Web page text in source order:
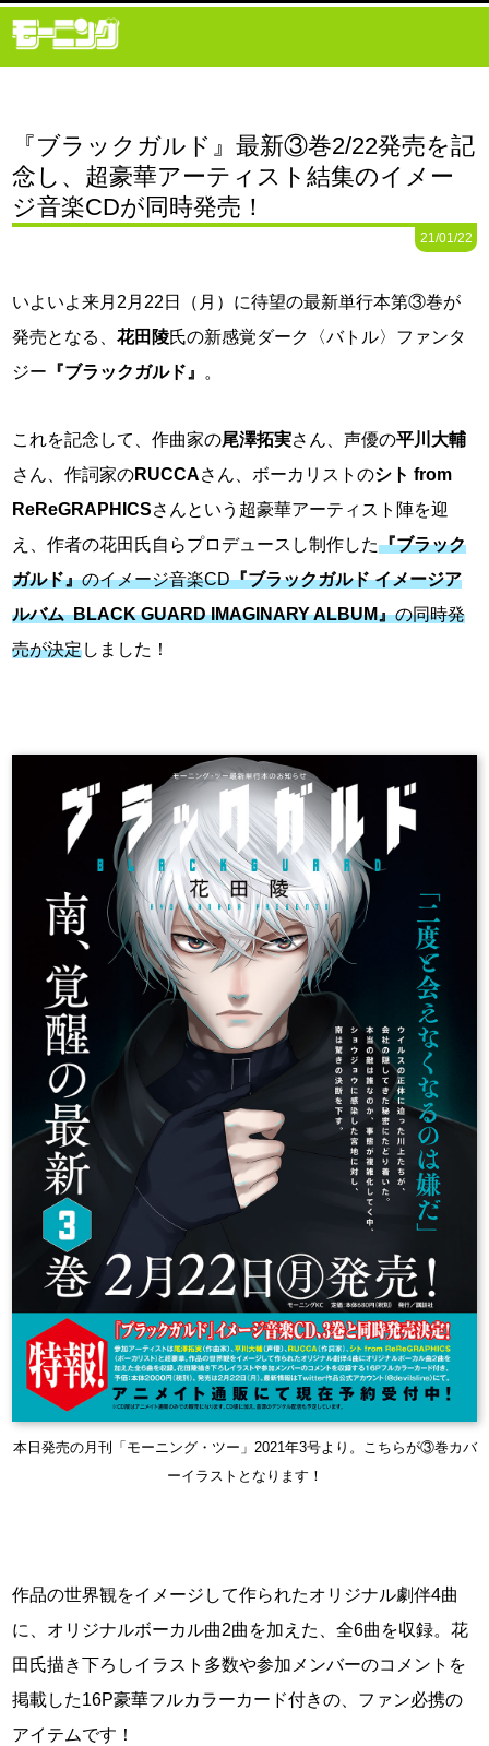
『ブラックガルド』最新③巻2/22発売を記
念し、超豪華アーティスト結集のイメー
ジ音楽CDが同時発売！
21/01/22
いよいよ来月2月22日（月）に待望の最新単行本第③巻が
発売となる、花田陵氏の新感覚ダーク〈バトル〉ファンタ
ジー 『ブラックガルド』 。
これを記念して、作曲家の尾澤拓実さん、声優の平川大輔
さん、作詞家のRUCCAさん、ボーカリストのシト from
ReReGRAPHICSさんという超豪華アーティスト陣を迎
え、作者の花田氏自らプロデュースし制作した『ブラック
ガルド』のイメージ音楽CD『ブラックガルド イメージア
ルバム BLACK GUARD IMAGINARY ALBUM』の同時発
売が決定しました！
本日発売の月刊「モーニング・ツー」2021年3号より。こちらが③巻カバ
ーイラストとなります！
作品の世界観をイメージして作られたオリジナル劇伴4曲
に、オリジナルボーカル曲2曲を加えた、全6曲を収録。花
田氏描き下ろしイラスト多数や参加メンバーのコメントを
掲載した16P豪華フルカラーカード付きの、ファン必携の
アイテムです！